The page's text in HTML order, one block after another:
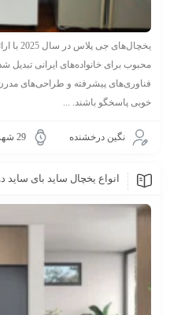
محبوب برای خانواده‌های ایرانی تبدیل
فناوری‌های پیشرفته و طراحی‌های مدرن،
خوبی پاسخگو باشند. ...
نگین درخشنده 29 شهریور 1404
انواع یخچال ساید بای ساید دوو